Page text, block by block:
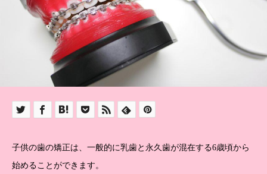
子供の歯の矯正は、一般的に乳歯と永久歯が混在する6歳頃から
始めることができます。